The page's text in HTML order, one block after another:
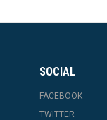
SOCIAL
FACEBOOK
TWITTER